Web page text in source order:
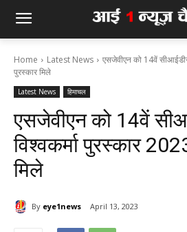
Home Latest News
एसजेवीएन को 14वें
पुरस्कार मिले
Latest News हिमाचल
एसजेवीएन को 14वें
विश्वकर्मा पुरस्कार
मिले
By eye1news April 13, 2023